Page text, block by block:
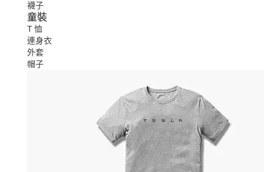
襪子
童裝
T 恤
連身衣
外套
帽子